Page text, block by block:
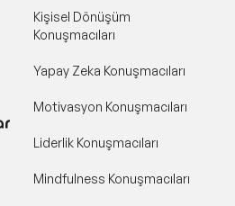
Kişisel Dönüşüm
Konuşmacıları
Yapay Zeka Konuşmacıları
Motivasyon Konuşmacıları
Liderlik Konuşmacıları
Mindfulness Konuşmacıları